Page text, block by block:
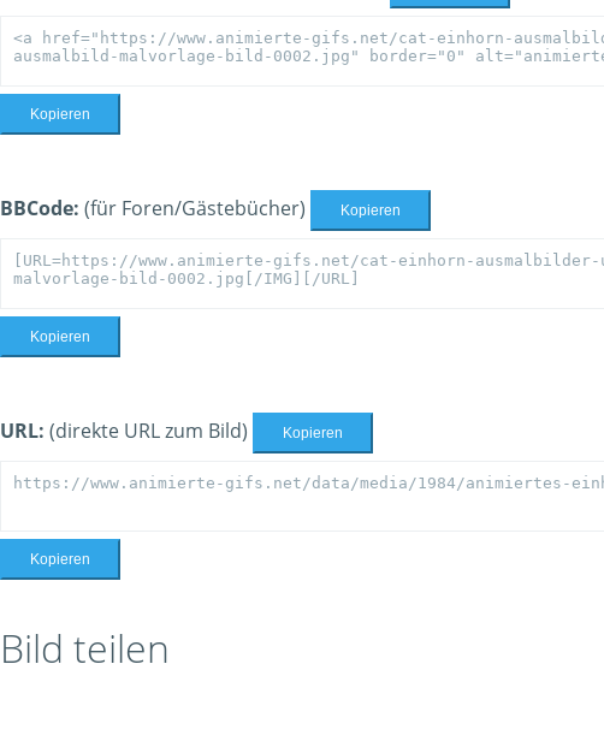
Kopieren
BBCode: (für Foren/Gästebücher) Kopieren
Kopieren
URL: (direkte URL zum Bild) Kopieren
Kopieren
Bild teilen